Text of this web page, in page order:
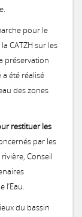
campagnes
et anti-érosifs
zones humides
pour le
CATZH sur les
préservation
été réalisé
des zones
restituer les
par les
Conseil
du bassin